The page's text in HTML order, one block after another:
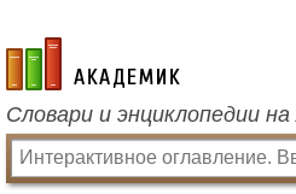
academic.ru
Словари и энциклопедии